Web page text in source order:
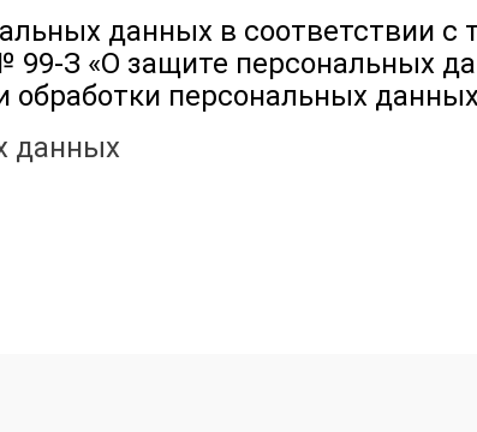
данных в соответствии с
99-З «О защите персональных
обработки персональных
данных